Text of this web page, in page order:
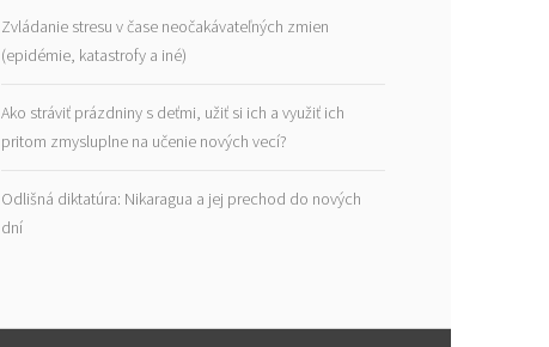
Zvládanie stresu v čase neočakávateľných zmien
(epidémie, katastrofy a iné)
Ako stráviť prázdniny s deťmi, užiť si ich a využiť ich
pritom zmysluplne na učenie nových vecí?
Odlišná diktatúra: Nikaragua a jej prechod do nových
dní